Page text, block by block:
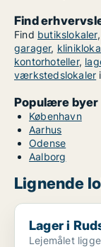
Find
Find butikslokaler
garager,
kontorhoteller,
værkstedslokaler
Populære byer
København
Aarhus
Odense
Aalborg
Lignende
Lager i Ruds
Lager i
Lejemålet